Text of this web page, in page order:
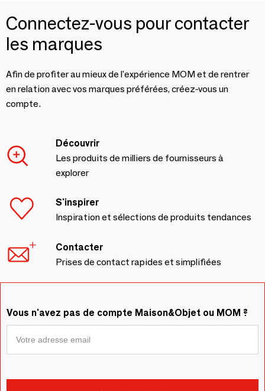
Connectez-vous pour contacter
les marques
Afin de profiter au mieux de l'expérience MOM et de rentrer
en relation avec vos marques préférées, créez-vous un
compte.
Découvrir
Les produits de milliers de fournisseurs à
explorer
S'inspirer
Inspiration et sélections de produits tendances
Contacter
Prises de contact rapides et simplifiées
Vous n'avez pas de compte Maison&Objet ou MOM ?